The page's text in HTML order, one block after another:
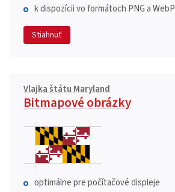
k dispozícii vo formátoch PNG a WebP
Stiahnuť
Vlajka štátu Maryland
Bitmapové obrázky
optimálne pre počítačové displeje